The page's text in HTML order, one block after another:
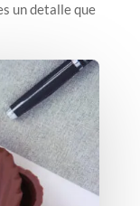
un detalle que